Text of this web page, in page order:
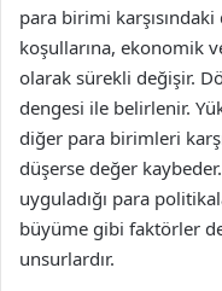
para birimi
koşullarına, ekonomik
olarak sürekli değişir.
dengesi ile belirlenir.
diğer para birimleri
düşerse değer
uyguladığı para
büyüme gibi faktörler
unsurlardır.